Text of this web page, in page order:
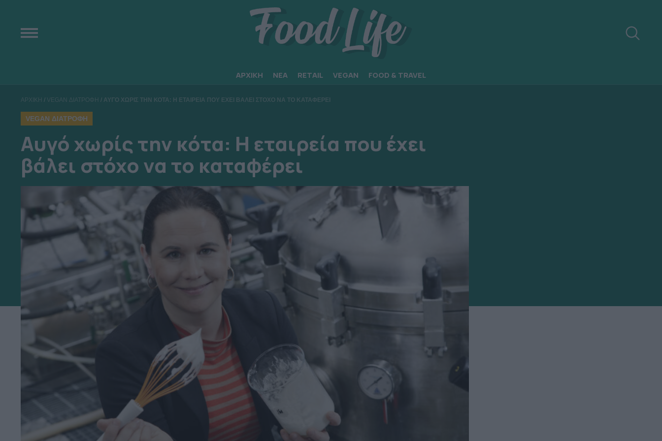
ΑΡΧΙΚΗ ΝΕΑ RETAIL VEGAN FOOD & TRAVEL
ΑΡΧΙΚΗ / VEGAN ΔΙΑΤΡΟΦΗ / ΑΥΓΟ ΧΩΡΙΣ ΤΗΝ ΚΟΤΑ: Η ΕΤΑΙΡΕΙΑ ΠΟΥ ΕΧΕΙ ΒΑΛΕΙ ΣΤΟΧΟ ΝΑ ΤΟ ΚΑΤΑΦΕΡΕΙ
VEGAN ΔΙΑΤΡΟΦΗ
Αυγό χωρίς την κότα: Η εταιρεία που έχει
βάλει στόχο να το καταφέρει